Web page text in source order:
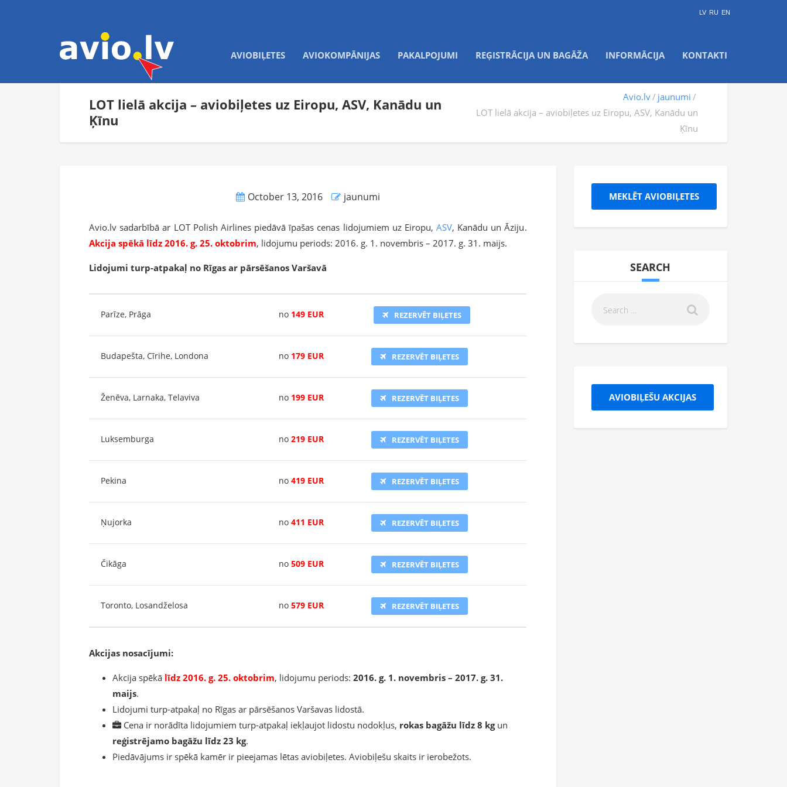
LV RU EN
AVIOBIĻETES AVIOKOMPĀNIJAS PAKALPOJUMI REĢISTRĀCIJA UN BAGĀŽA INFORMĀCIJA KONTAKTI
LOT lielā akcija – aviobiļetes uz Eiropu, ASV, Kanādu un
Ķīnu
Avio.lv
jaunumi
LOT lielā akcija – aviobiļetes uz Eiropu, ASV, Kanādu un
Ķīnu
October 13, 2016 jaunumi
Avio.lv sadarbībā ar LOT Polish Airlines piedāvā īpašas cenas lidojumiem uz Eiropu, ASV, Kanādu un Āziju.
Akcija spēkā līdz 2016. g. 25. oktobrim, lidojumu periods: 2016. g. 1. novembris – 2017. g. 31. maijs.
Lidojumi turp-atpakaļ no Rīgas ar pārsēšanos Varšavā
Parīze, Prāga no 149 EUR REZERVĒT BIĻETES
Budapešta, Cīrihe, Londona no 179 EUR REZERVĒT BIĻETES
Ženēva, Larnaka, Telaviva no 199 EUR REZERVĒT BIĻETES
Luksemburga no 219 EUR REZERVĒT BIĻETES
Pekina no 419 EUR REZERVĒT BIĻETES
Ņujorka no 411 EUR REZERVĒT BIĻETES
Čikāga no 509 EUR REZERVĒT BIĻETES
Toronto, Losandželosa no 579 EUR REZERVĒT BIĻETES
Akcijas nosacījumi:
Akcija spēkā līdz 2016. g. 25. oktobrim, lidojumu periods: 2016. g. 1. novembris – 2017. g. 31.
maijs.
Lidojumi turp-atpakaļ no Rīgas ar pārsēšanos Varšavas lidostā.
Cena ir norādīta lidojumiem turp-atpakaļ iekļaujot lidostu nodokļus, rokas bagāžu līdz 8 kgun
reģistrējamo bagāžu līdz 23 kg.
Piedāvājums ir spēkā kamēr ir pieejamas lētas aviobiļetes. Aviobiļešu skaits ir ierobežots.
MEKLĒT AVIOBIĻETES
SEARCH
AVIOBIĻEŠU AKCIJAS